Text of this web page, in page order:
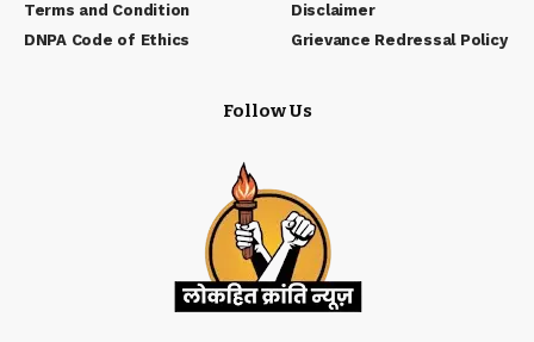
Terms and Condition
DNPA Code of Ethics
Disclaimer
Grievance Redressal Policy
Follow Us